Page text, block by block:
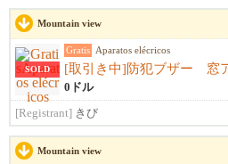
Mountain view
SOLD
Gratis Aparatos elécricos
[取引き中]防犯ブザー 窓
0ドル
[Registrant] きび
Mountain view